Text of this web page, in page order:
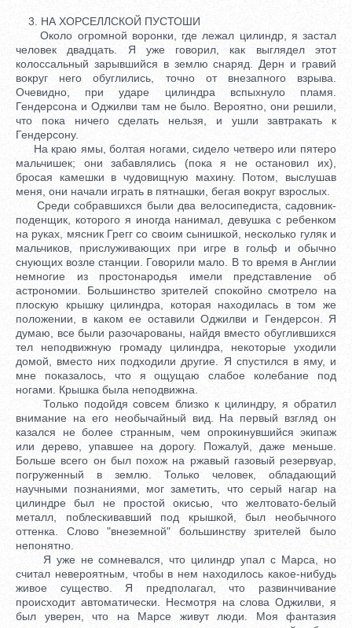
3. НА ХОРСЕЛЛСКОЙ ПУСТОШИ
Около огромной воронки, где лежал цилиндр, я застал
человек двадцать. Я уже говорил, как выглядел этот
колоссальный зарывшийся в землю снаряд. Дерн и гравий
вокруг него обуглились, точно от внезапного взрыва.
Очевидно, при ударе цилиндра вспыхнуло пламя.
Гендерсона и Оджилви там не было. Вероятно, они решили,
что пока ничего сделать нельзя, и ушли завтракать к
Гендерсону.
На краю ямы, болтая ногами, сидело четверо или пятеро
мальчишек; они забавлялись (пока я не остановил их),
бросая камешки в чудовищную махину. Потом, выслушав
меня, они начали играть в пятнашки, бегая вокруг взрослых.
Среди собравшихся были два велосипедиста, садовник-
поденщик, которого я иногда нанимал, девушка с ребенком
на руках, мясник Грегг со своим сынишкой, несколько гуляк и
мальчиков, прислуживающих при игре в гольф и обычно
снующих возле станции. Говорили мало. В то время в Англии
немногие из простонародья имели представление об
астрономии. Большинство зрителей спокойно смотрело на
плоскую крышку цилиндра, которая находилась в том же
положении, в каком ее оставили Оджилви и Гендерсон. Я
думаю, все были разочарованы, найдя вместо обуглившихся
тел неподвижную громаду цилиндра, некоторые уходили
домой, вместо них подходили другие. Я спустился в яму, и
мне показалось, что я ощущаю слабое колебание под
ногами. Крышка была неподвижна.
Только подойдя совсем близко к цилиндру, я обратил
внимание на его необычайный вид. На первый взгляд он
казался не более странным, чем опрокинувшийся экипаж
или дерево, упавшее на дорогу. Пожалуй, даже меньше.
Больше всего он был похож на ржавый газовый резервуар,
погруженный в землю. Только человек, обладающий
научными познаниями, мог заметить, что серый нагар на
цилиндре был не простой окисью, что желтовато-белый
металл, поблескивавший под крышкой, был необычного
оттенка. Слово "внеземной" большинству зрителей было
непонятно.
Я уже не сомневался, что цилиндр упал с Марса, но
считал невероятным, чтобы в нем находилось какое-нибудь
живое существо. Я предполагал, что развинчивание
происходит автоматически. Несмотря на слова Оджилви, я
был уверен, что на Марсе живут люди. Моя фантазия